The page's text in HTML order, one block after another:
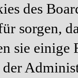
des
sorgen,
sie einige